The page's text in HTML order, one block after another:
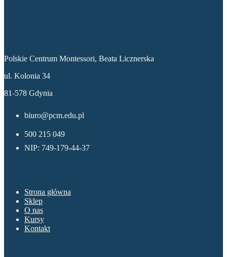
Polskie Centrum Montessori, Beata Licznerska
ul. Kolonia 34
81-578 Gdynia
biuro@pcm.edu.pl
500 215 049
NIP: 749-179-44-37
Strona główna
Sklep
O nas
Kursy
Kontakt